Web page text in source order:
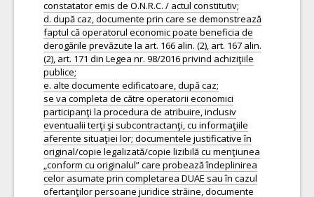
constatator emis de O.N.R.C. / actul constitutiv;
d. după caz, documente prin care se demonstrează
faptul că operatorul economic poate beneficia de
derogările prevăzute la art. 166 alin. (2), art. 167 alin.
(2), art. 171 din Legea nr. 98/2016 privind achiziţiile
publice;
e. alte documente edificatoare, după caz;
se va completa de către operatorii economici
participanţi la procedura de atribuire, inclusiv
eventualii terţi şi subcontractanţi, cu informaţiile
aferente situaţiei lor; documentele justificative în
original/copie legalizată/copie lizibilă cu menţiunea
„conform cu originalul” care probează îndeplinirea
celor asumate prin completarea DUAE sau în cazul
ofertanţilor persoane juridice străine, documente